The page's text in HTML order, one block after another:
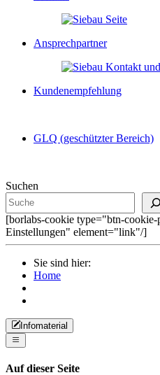
Ansprechpartner
Kundenempfehlung
GLQ (geschützter Bereich)
Suchen
[borlabs-cookie type="btn-
Einstellungen" element="link"/]
Sie sind hier:
Home
Infomaterial
Auf dieser Seite